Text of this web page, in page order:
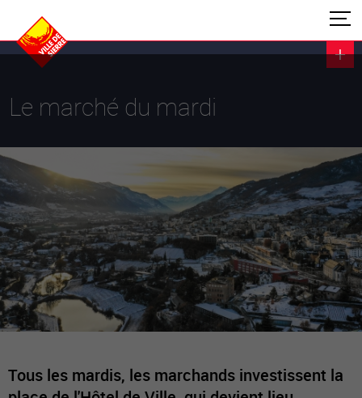
Le marché du mardi
Tous les mardis, les marchands investissent la